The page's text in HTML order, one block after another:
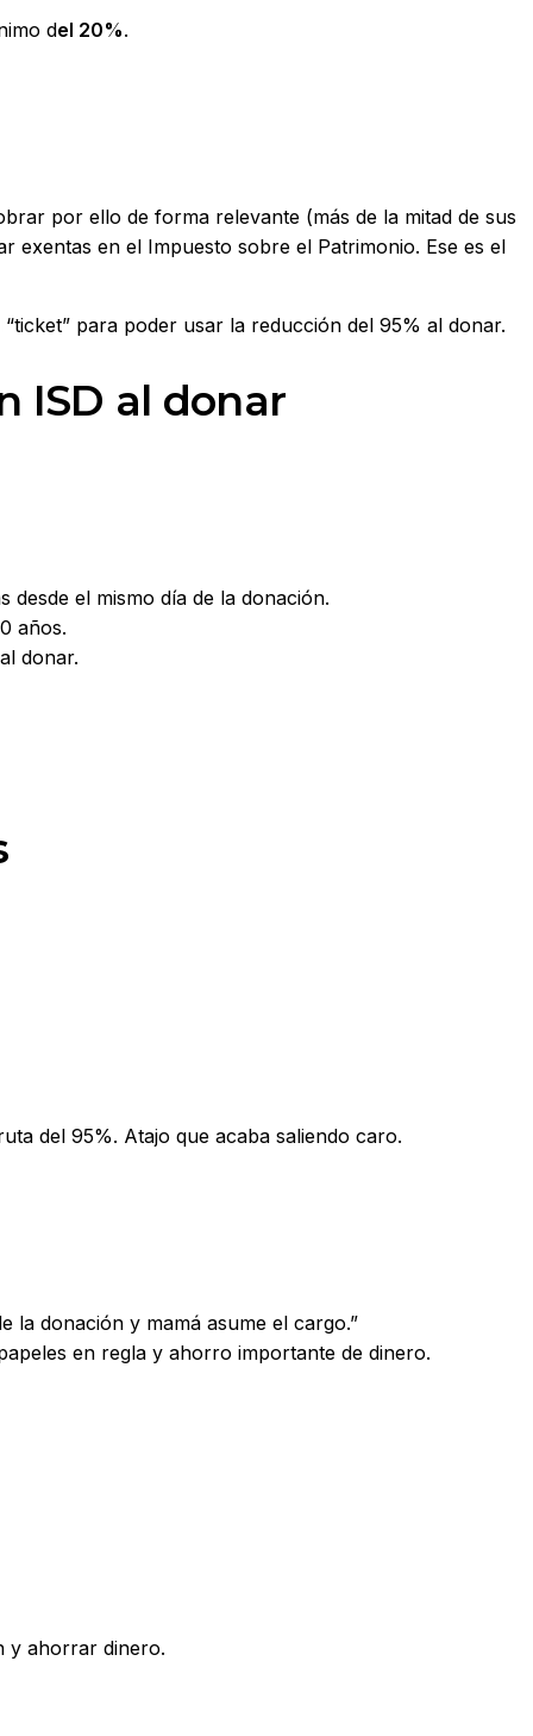
del 20%.
por ello de forma relevante (más de la mitad de sus
exentas en el Impuesto sobre el Patrimonio. Ese es el
“ticket” para poder usar la reducción del 95% al donar.
ISD al donar
el mismo día de la donación.
años.
donar.
del 95%. Atajo que acaba saliendo caro.
la donación y mamá asume el cargo.”
en regla y ahorro importante de dinero.
y ahorrar dinero.